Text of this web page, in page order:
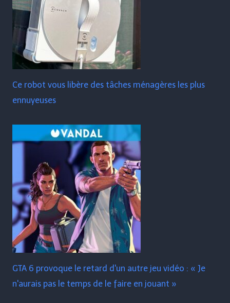
Ce robot vous libère des tâches ménagères les plus
ennuyeuses
GTA 6 provoque le retard d'un autre jeu vidéo : « Je
n'aurais pas le temps de le faire en jouant »